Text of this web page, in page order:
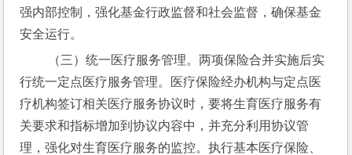
强内部控制，强化基金行政监督和社会监督，确保基金
安全运行。
行统一定点医疗服务管理。医疗保险经办机构与定点医
疗机构签订相关医疗服务协议时，要将生育医疗服务有
关要求和指标增加到协议内容中，并充分利用协议管
理，强化对生育医疗服务的监控。执行基本医疗保险、